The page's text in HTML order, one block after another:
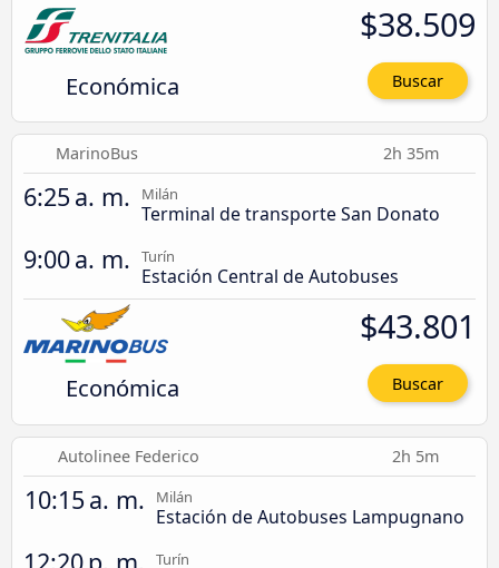
Económica
$38.509
Buscar
MarinoBus 2h 35m
6:25 a. m. Milán
Terminal de transporte San Donato
9:00 a. m. Turín
Estación Central de Autobuses
Económica
$43.801
Buscar
Autolinee Federico 2h 5m
10:15 a. m. Milán
Estación de Autobuses Lampugnano
Turín